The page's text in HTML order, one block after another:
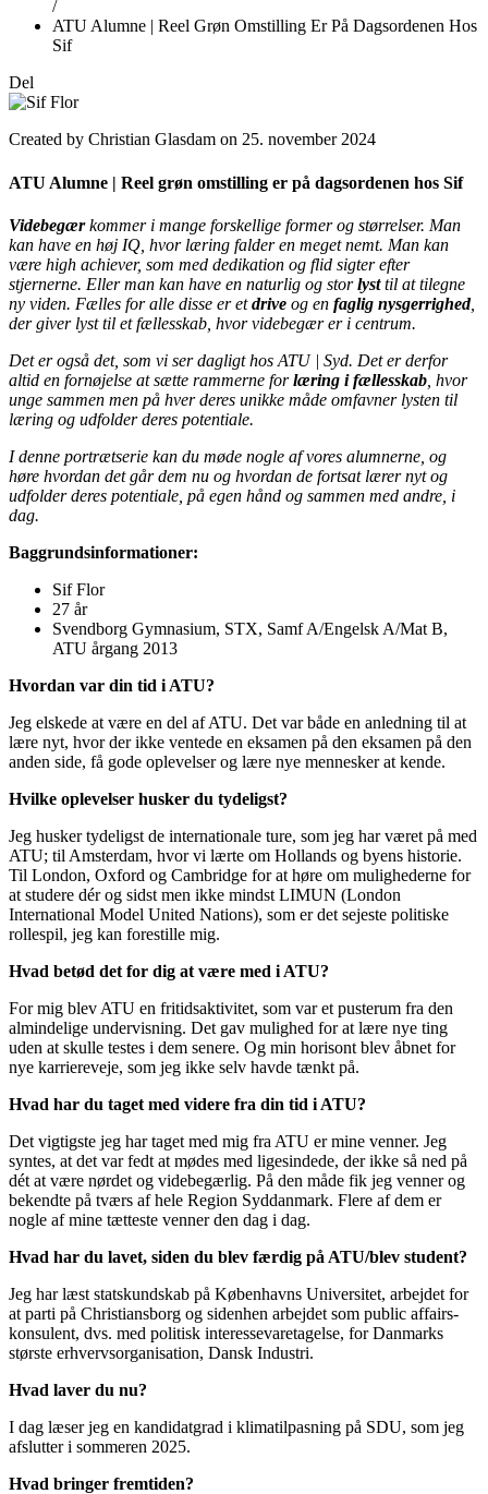
/
ATU Alumne | Reel Grøn Omstilling Er På Dagsordenen Hos
Sif
Del
Created by Christian Glasdam on 25. november 2024
ATU Alumne | Reel grøn omstilling er på dagsordenen hos Sif
Videbegærkommer i mange forskellige former og størrelser. Man
kan have en høj IQ, hvor læring falder en meget nemt. Man kan
være high achiever, som med dedikation og flid sigter efter
stjernerne. Eller man kan have en naturlig og storlysttil at tilegne
ny viden. Fælles for alle disse er etdrive og en faglig nysgerrighed,
der giver lyst til et fællesskab, hvor videbegær er i centrum.
Det er også det, som vi ser dagligt hos ATU | Syd. Det er derfor
altid en fornøjelse at sætte rammerne forlæring i fællesskab , hvor
unge sammen men på hver deres unikke måde omfavner lysten til
læring og udfolder deres potentiale.
I denne portrætserie kan du møde nogle af vores alumnerne, og
høre hvordan det går dem nu og hvordan de fortsat lærer nyt og
udfolder deres potentiale, på egen hånd og sammen med andre, i
dag.
Baggrundsinformationer:
Sif Flor
27 år
Svendborg Gymnasium, STX, Samf A/Engelsk A/Mat B,
ATU årgang 2013
Hvordan var din tid i ATU?
Jeg elskede at være en del af ATU. Det var både en anledning til at
lære nyt, hvor der ikke ventede en eksamen på den eksamen på den
anden side, få gode oplevelser og lære nye mennesker at kende.
Hvilke oplevelser husker du tydeligst?
Jeg husker tydeligst de internationale ture, som jeg har været på med
ATU; til Amsterdam, hvor vi lærte om Hollands og byens historie.
Til London, Oxford og Cambridge for at høre om mulighederne for
at studere dér og sidst men ikke mindst LIMUN (London
International Model United Nations), som er det sejeste politiske
rollespil, jeg kan forestille mig.
Hvad betød det for dig at være med i ATU?
For mig blev ATU en fritidsaktivitet, som var et pusterum fra den
almindelige undervisning. Det gav mulighed for at lære nye ting
uden at skulle testes i dem senere. Og min horisont blev åbnet for
nye karriereveje, som jeg ikke selv havde tænkt på.
Hvad har du taget med videre fra din tid i ATU?
Det vigtigste jeg har taget med mig fra ATU er mine venner. Jeg
syntes, at det var fedt at mødes med ligesindede, der ikke så ned på
dét at være nørdet og videbegærlig. På den måde fik jeg venner og
bekendte på tværs af hele Region Syddanmark. Flere af dem er
nogle af mine tætteste venner den dag i dag.
Hvad har du lavet, siden du blev færdig på ATU/blev student?
Jeg har læst statskundskab på Københavns Universitet, arbejdet for
at parti på Christiansborg og sidenhen arbejdet som public affairs-
konsulent, dvs. med politisk interessevaretagelse, for Danmarks
største erhvervsorganisation, Dansk Industri.
Hvad laver du nu?
I dag læser jeg en kandidatgrad i klimatilpasning på SDU, som jeg
afslutter i sommeren 2025.
Hvad bringer fremtiden?